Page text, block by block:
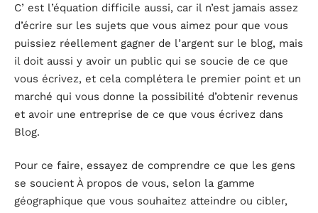
C’ est l’équation difficile aussi, car il n’est jamais assez
d’écrire sur les sujets que vous aimez pour que vous
puissiez réellement gagner de l’argent sur le blog, mais
il doit aussi y avoir un public qui se soucie de ce que
vous écrivez, et cela complétera le premier point et un
marché qui vous donne la possibilité d’obtenir revenus
et avoir une entreprise de ce que vous écrivez dans
Blog.
Pour ce faire, essayez de comprendre ce que les gens
se soucient À propos de vous, selon la gamme
géographique que vous souhaitez atteindre ou cibler,